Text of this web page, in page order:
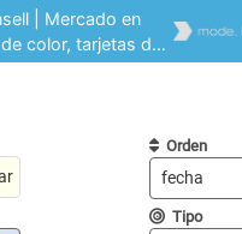
| Mercado en
color, tarjetas de
color | Pronóstico
Orden
Tipo